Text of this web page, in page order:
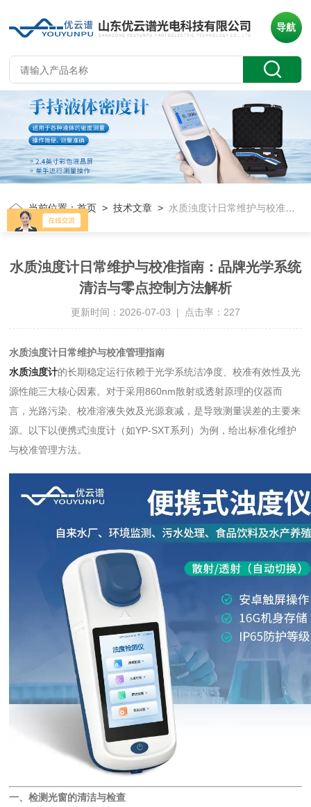
导航
当前位置：首页 >技术文章 >水质浊度计日常维护与校准指南：品牌光学系统清洁与零点控制方法解析
水质浊度计日常维护与校准指南：品牌光学系统
清洁与零点控制方法解析
更新时间：2026-07-03 | 点击率：227
水质浊度计日常维护与校准管理指南
水质浊度计的长期稳定运行依赖于光学系统洁净度、校准有效性及光
源性能三大核心因素。对于采用860nm散射或透射原理的仪器而
言，光路污染、校准溶液失效及光源衰减，是导致测量误差的主要来
源。以下以便携式浊度计（如YP-SXT系列）为例，给出标准化维护
与校准管理方法。
一、检测光窗的清洁与检查